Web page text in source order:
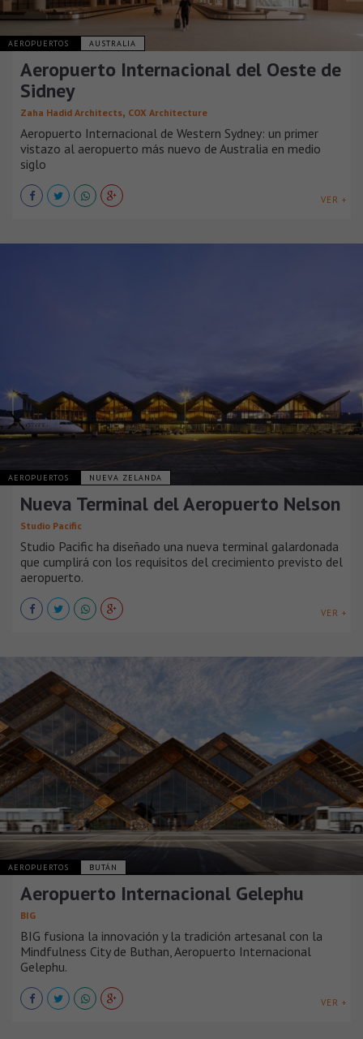
AEROPUERTOS AUSTRALIA
Aeropuerto Internacional del Oeste de
Sidney
Zaha Hadid Architects, COX Architecture
Aeropuerto Internacional de Western Sydney: un primer
vistazo al aeropuerto más nuevo de Australia en medio
siglo
VER +
AEROPUERTOS NUEVA ZELANDA
Nueva Terminal del Aeropuerto Nelson
Studio Pacific
Studio Pacific ha diseñado una nueva terminal galardonada
que cumplirá con los requisitos del crecimiento previsto del
aeropuerto.
VER +
AEROPUERTOS BUTÁN
Aeropuerto Internacional Gelephu
BIG
BIG fusiona la innovación y la tradición artesanal con la
Mindfulness City de Buthan, Aeropuerto Internacional
Gelephu.
VER +